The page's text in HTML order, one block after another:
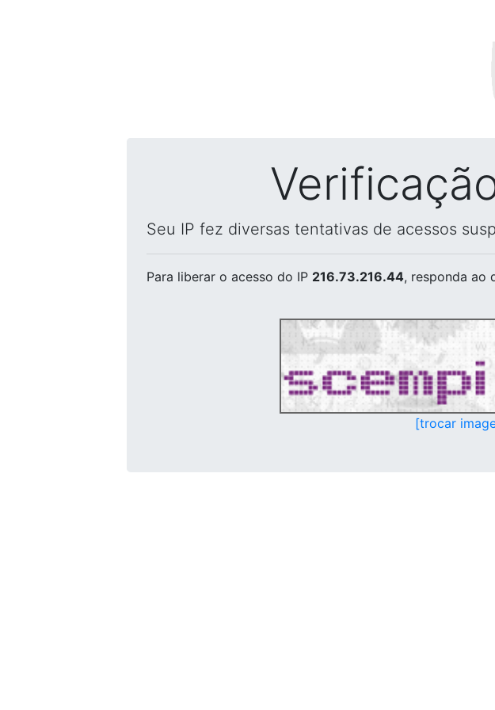
Seu IP fez diversas tentativas de acessos
Para liberar o acesso do IP 216.73.216.44, responda ao
[trocar